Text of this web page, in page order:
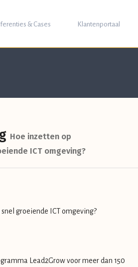
& Cases Klantenportaal
Hoe inzetten op
ICT omgeving?
groeiende ICT omgeving?
Lead2Grow voor meer dan 150